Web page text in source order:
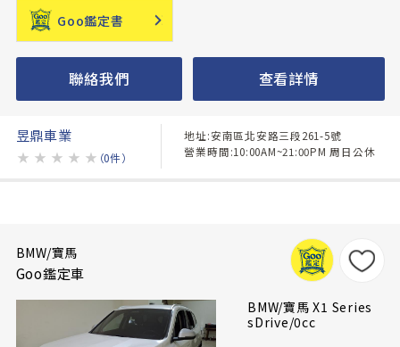
Goo鑑定書
聯絡我們 查看詳情
昱鼎車業
★ ★ ★ ★ ★ （0件）
地址:安南區北安路三段261-5號
營業時間:10:00AM~21:00PM 周日公休
BMW/寶馬
Goo鑑定車
BMW/寶馬 X1 Series
sDrive/0cc